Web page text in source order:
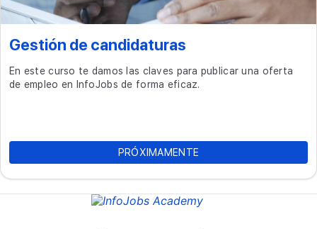
Gestión de candidaturas
En este curso te damos las claves para publicar una oferta
de empleo en InfoJobs de forma eficaz.
PRÓXIMAMENTE